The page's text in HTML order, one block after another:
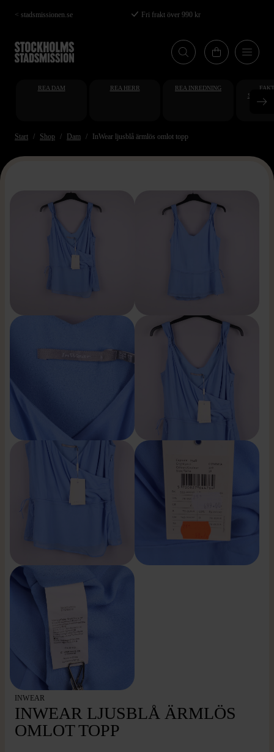
Hoppa
till
huvudinnehåll
< stadsmissionen.se Fri frakt över 990 kr
REA DAM REA HERR REA INREDNING
Start Shop Dam InWear ljusblå ärmlös omlot topp
INWEAR
INWEAR LJUSBLÅ ÄRMLÖS
OMLOT TOPP